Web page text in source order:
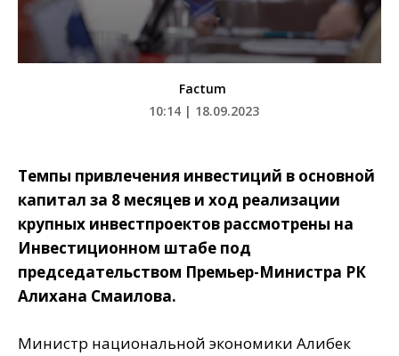
Factum
10:14 | 18.09.2023
Темпы привлечения инвестиций в основной
капитал за 8 месяцев и ход реализации
крупных инвестпроектов рассмотрены на
Инвестиционном штабе под
председательством Премьер-Министра РК
Алихана Смаилова.
Министр национальной экономики Алибек